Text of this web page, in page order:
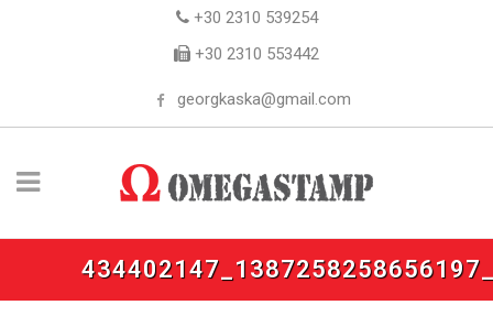
+30 2310 539254
+30 2310 553442
georgkaska@gmail.com